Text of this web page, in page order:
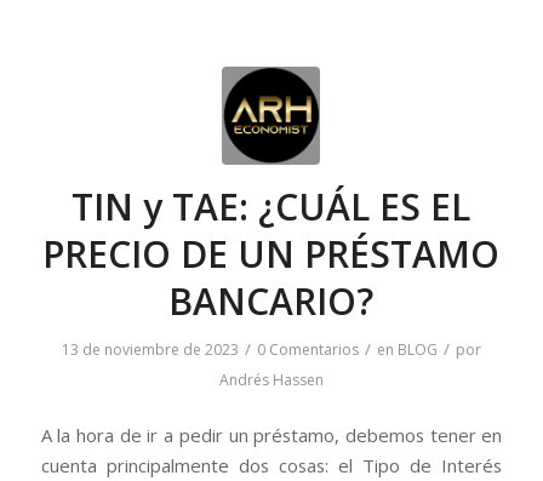
TIN y TAE: ¿CUÁL ES EL
PRECIO DE UN PRÉSTAMO
BANCARIO?
13 de noviembre de 2023 / 0 Comentarios / en BLOG / por
Andrés Hassen
A la hora de ir a pedir un préstamo, debemos tener en
cuenta principalmente dos cosas: el Tipo de Interés